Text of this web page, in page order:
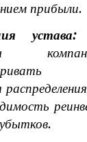
прибыли.
устава: